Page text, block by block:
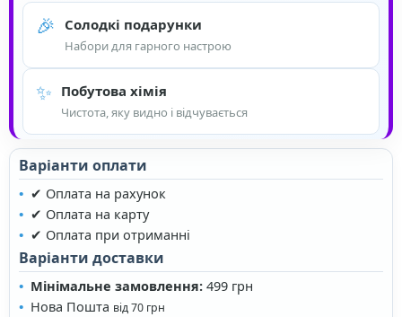
🎉 Солодкі подарунки
Набори для гарного настрою
✨ Побутова хімія
Чистота, яку видно і відчувається
Варіанти оплати
✔ Оплата на рахунок
✔ Оплата на карту
✔ Оплата при отриманні
Варіанти доставки
Мінімальне замовлення: 499 грн
Нова Пошта від 70 грн
❤